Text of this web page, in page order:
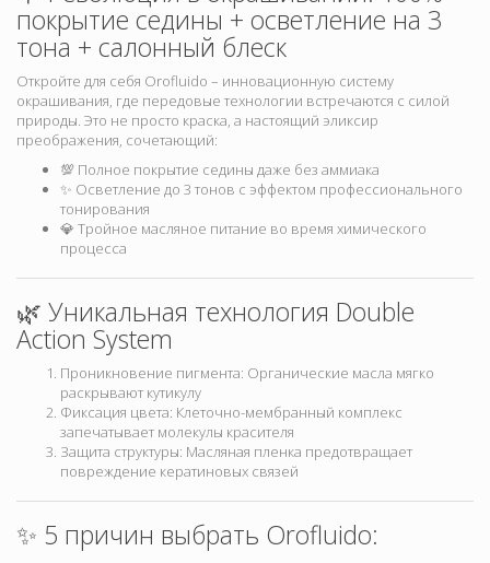
покрытие седины + осветление на 3
тона + салонный блеск
Откройте для себя Orofluido – инновационную систему
окрашивания, где передовые технологии встречаются с силой
природы. Это не просто краска, а настоящий эликсир
преображения, сочетающий:
💯 Полное покрытие седины даже без аммиака
✨ Осветление до 3 тонов с эффектом профессионального
тонирования
💎 Тройное масляное питание во время химического
процесса
🌿 Уникальная технология Double
Action System
Проникновение пигмента: Органические масла мягко
раскрывают кутикулу
Фиксация цвета: Клеточно-мембранный комплекс
запечатывает молекулы красителя
Защита структуры: Масляная пленка предотвращает
повреждение кератиновых связей
✨ 5 причин выбрать Orofluido: